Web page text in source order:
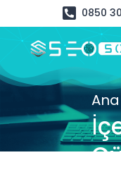
0850